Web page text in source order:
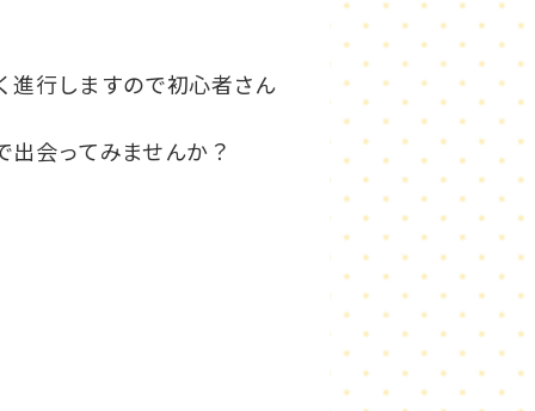
進行しますので初心者さん
会ってみませんか？